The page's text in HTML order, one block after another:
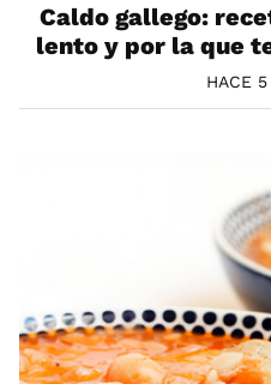
Caldo gallego:
lento y por la que
HACE